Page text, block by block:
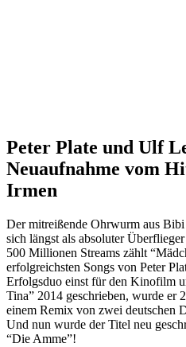
Peter Plate und Ulf
Neuaufnahme vom
Irmen
Der mitreißende Ohrwurm aus
sich längst als absoluter
500 Millionen Streams zählt
erfolgreichsten Songs von Peter
Erfolgsduo einst für den Kinofilm
Tina” 2014 geschrieben, wurde er
einem Remix von zwei deutschen
Und nun wurde der Titel neu
“Die Amme”!